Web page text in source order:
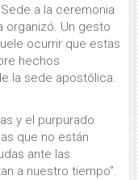
a la ceremonia
organizó. Un gesto
ocurrir que estas
hechos
la sede apostólica.
y el purpurado
que no están
ante las
a nuestro tiempo”.